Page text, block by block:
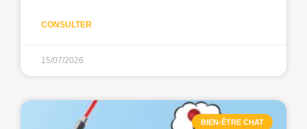
CONSULTER
15/07/2026
BIEN-ÊTRE CHAT